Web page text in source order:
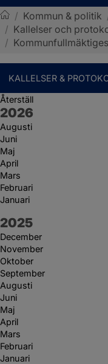
Sotenäs kommun
/ Kommun & politik
/ Kallelser och
/
KALLELSER &
Återställ
År:
2026
Augusti
Juni
Maj
April
Mars
Februari
Januari
År:
2025
December
November
Oktober
September
Augusti
Juni
Maj
April
Mars
Februari
Januari